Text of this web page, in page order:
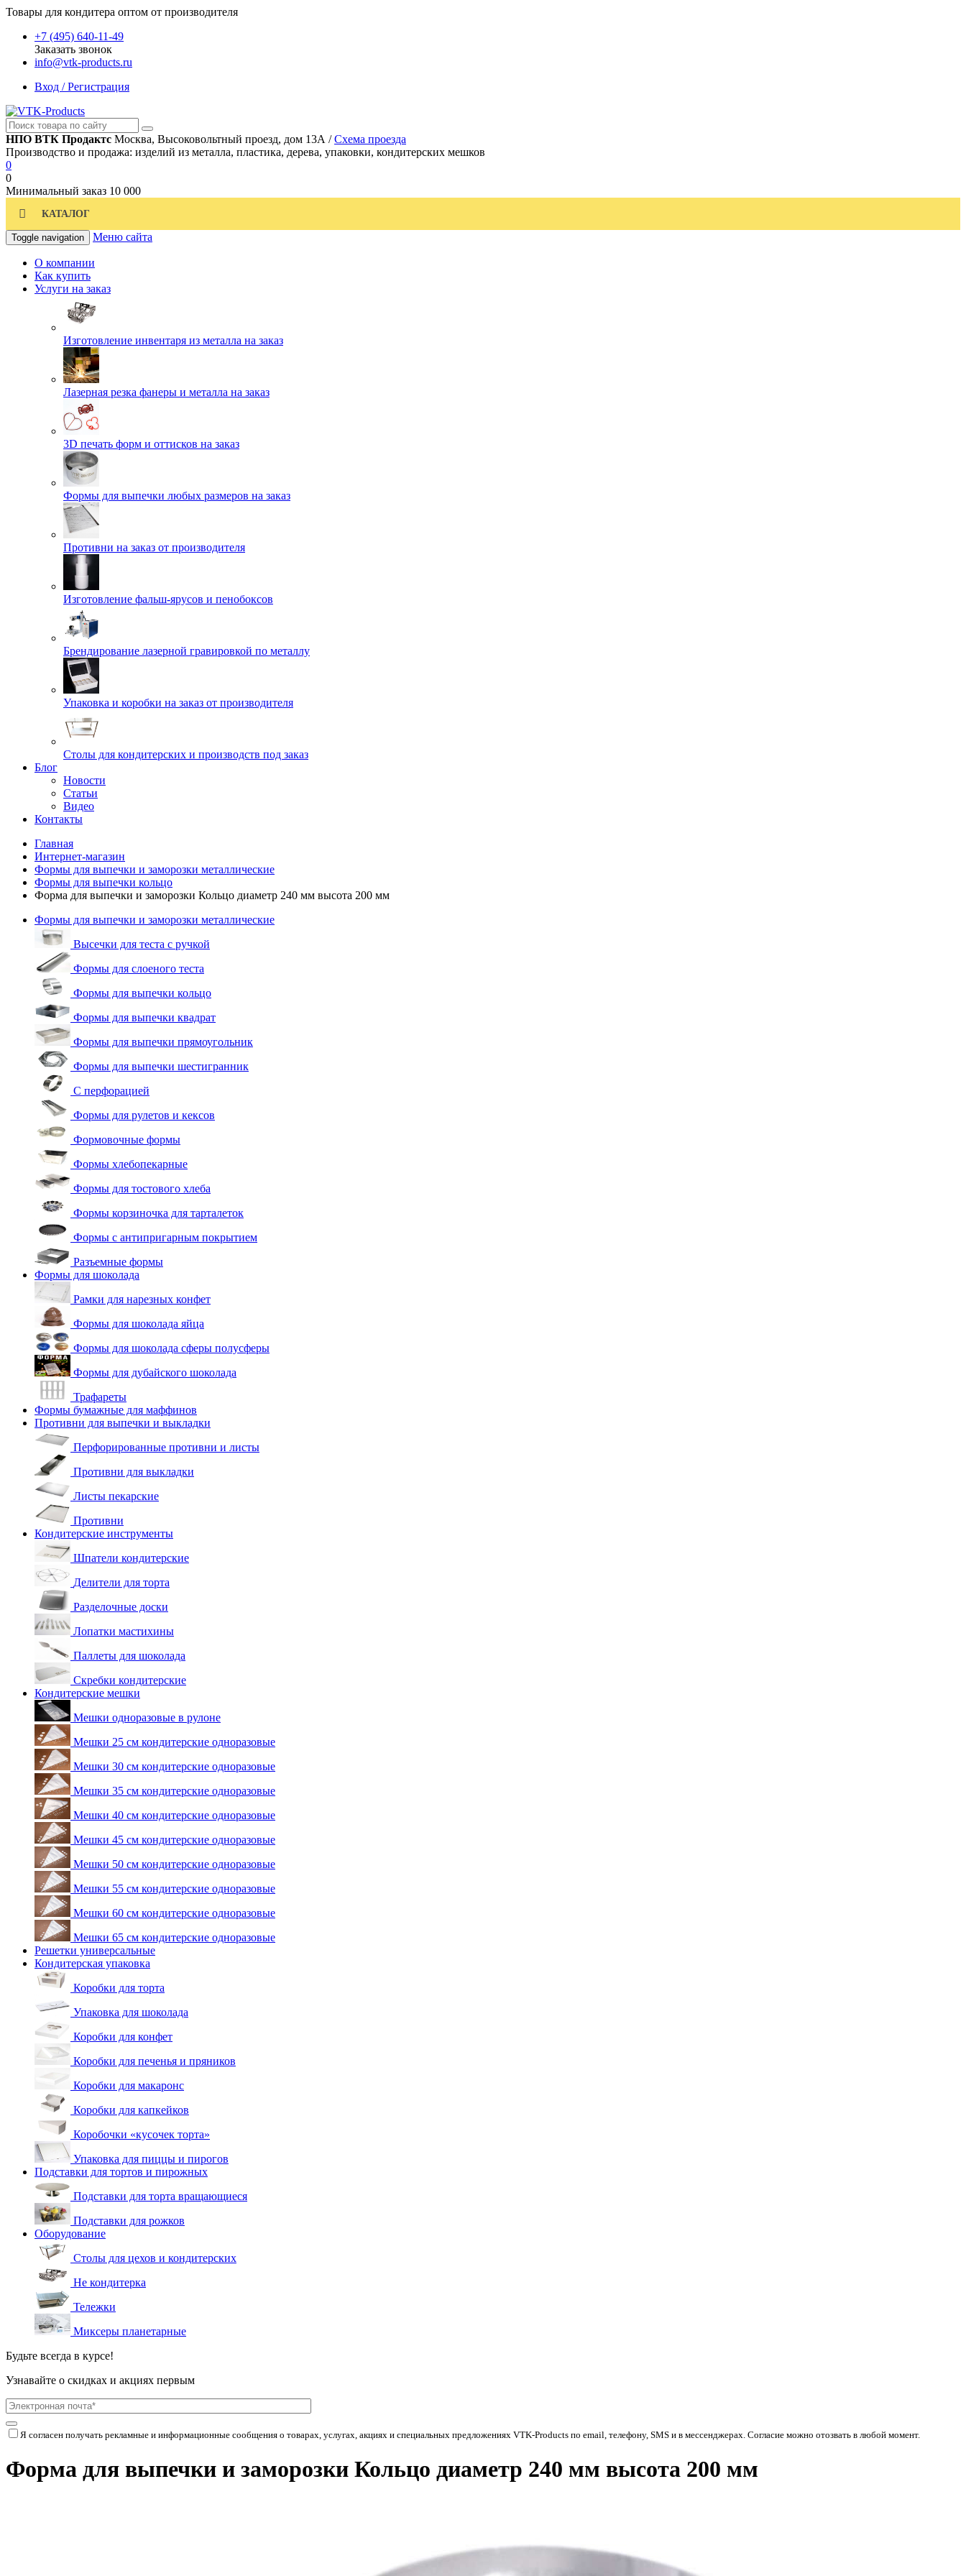
Товары для кондитера оптом от производителя
+7 (495) 640-11-49
Заказать звонок
info@vtk-products.ru
Вход / Регистрация
НПО ВТК Продактс Москва, Высоковольтный проезд, дом 13А /Схема проезда
Производство и продажа: изделий из металла, пластика, дерева, упаковки, кондитерских мешков
0
0
Минимальный заказ 10 000
КАТАЛОГ
Toggle navigation Меню сайта
О компании
Как купить
Услуги на заказ
Изготовление инвентаря из металла на заказ
Лазерная резка фанеры и металла на заказ
3D печать форм и оттисков на заказ
Формы для выпечки любых размеров на заказ
Противни на заказ от производителя
Изготовление фальш-ярусов и пенобоксов
Брендирование лазерной гравировкой по металлу
Упаковка и коробки на заказ от производителя
Cтолы для кондитерских и производств под заказ
Блог
Новости
Статьи
Видео
Контакты
Главная
Интернет-магазин
Формы для выпечки и заморозки металлические
Формы для выпечки кольцо
Форма для выпечки и заморозки Кольцо диаметр 240 мм высота 200 мм
Формы для выпечки и заморозки металлические
Высечки для теста с ручкой
Формы для слоеного теста
Формы для выпечки кольцо
Формы для выпечки квадрат
Формы для выпечки прямоугольник
Формы для выпечки шестигранник
С перфорацией
Формы для рулетов и кексов
Формовочные формы
Формы хлебопекарные
Формы для тостового хлеба
Формы корзиночка для тарталеток
Формы с антипригарным покрытием
Разъемные формы
Формы для шоколада
Рамки для нарезных конфет
Формы для шоколада яйца
Формы для шоколада сферы полусферы
Формы для дубайского шоколада
Трафареты
Формы бумажные для маффинов
Противни для выпечки и выкладки
Перфорированные противни и листы
Противни для выкладки
Листы пекарские
Противни
Кондитерские инструменты
Шпатели кондитерские
Делители для торта
Разделочные доски
Лопатки мастихины
Паллеты для шоколада
Скребки кондитерские
Кондитерские мешки
Мешки одноразовые в рулоне
Мешки 25 см кондитерские одноразовые
Мешки 30 см кондитерские одноразовые
Мешки 35 см кондитерские одноразовые
Мешки 40 см кондитерские одноразовые
Мешки 45 см кондитерские одноразовые
Мешки 50 см кондитерские одноразовые
Мешки 55 см кондитерские одноразовые
Мешки 60 см кондитерские одноразовые
Мешки 65 см кондитерские одноразовые
Решетки универсальные
Кондитерская упаковка
Коробки для торта
Упаковка для шоколада
Коробки для конфет
Коробки для печенья и пряников
Коробки для макаронс
Коробки для капкейков
Коробочки «кусочек торта»
Упаковка для пиццы и пирогов
Подставки для тортов и пирожных
Подставки для торта вращающиеся
Подставки для рожков
Оборудование
Столы для цехов и кондитерских
Не кондитерка
Тележки
Миксеры планетарные
Будьте всегда в курсе!
Узнавайте о скидках и акциях первым
Я согласен получать рекламные и информационные сообщения о товарах, услугах, акциях и специальных предложениях VTK-Products по email, телефону, SMS и в мессенджерах. Согласие можно отозвать в любой момент.
Форма для выпечки и заморозки Кольцо диаметр 240 мм высота 200 мм